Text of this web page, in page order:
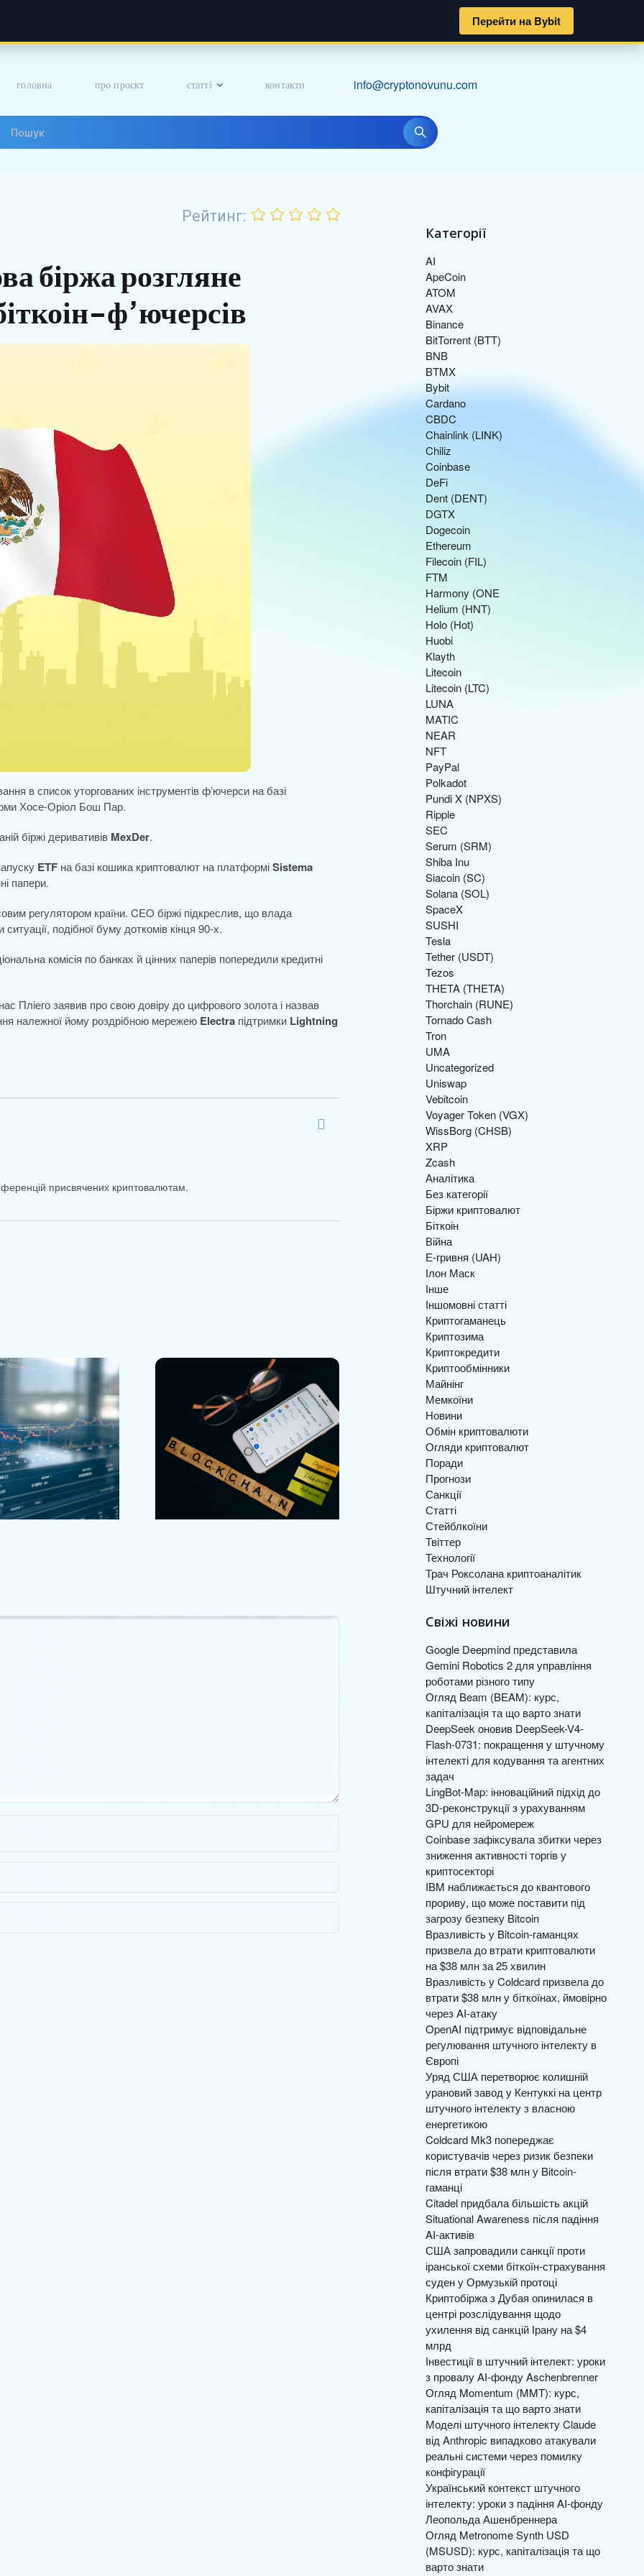
Перейти на Bybit
головна про проєкт статті контакти info@cryptonovunu.com
Рейтинг:
біржа розгляне
ф’ючерсів
в список уторгованих інструментів ф’ючерси на базі
Хосе-Оріол Бош Пар.
біржі деривативів MexDer.
ETF на базі кошика криптовалют на платформіSistema
папери.
регулятором країни. CEO біржі підкреслив, що влада
подібної буму доткомів кінця 90-х.
комісія по банках й цінних паперів попередили кредитні
Пліего заявив про свою довіру до цифрового золота і назвав
належної йому роздрібною мережею Electra підтримки Lightning
присвячених криптовалютам.
Категорії
AI
ApeCoin
ATOM
AVAX
Binance
BitTorrent (BTT)
BNB
BTMX
Bybit
Cardano
CBDC
Chainlink (LINK)
Chiliz
Coinbase
DeFi
Dent (DENT)
DGTX
Dogecoin
Ethereum
Filecoin (FIL)
FTM
Harmony (ONE
Helium (HNT)
Holo (Hot)
Huobi
Klayth
Litecoin
Litecoin (LTC)
LUNA
MATIC
NEAR
NFT
PayPal
Polkadot
Pundi X (NPXS)
Ripple
SEC
Serum (SRM)
Shiba Inu
Siacoin (SC)
Solana (SOL)
SpaceX
SUSHI
Tesla
Tether (USDT)
Tezos
THETA (THETA)
Thorchain (RUNE)
Tornado Cash
Tron
UMA
Uncategorized
Uniswap
Vebitcoin
Voyager Token (VGX)
WissBorg (CHSB)
XRP
Zcash
Аналітика
Без категорії
Біржи криптовалют
Біткоін
Війна
Е-гривня (UAH)
Ілон Маск
Інше
Іншомовні статті
Криптогаманець
Криптозима
Криптокредити
Криптообмінники
Майнінг
Мемкоїни
Новини
Обмін криптовалюти
Огляди криптовалют
Поради
Прогнози
Санкції
Статті
Стейблкоїни
Твіттер
Технології
Трач Роксолана криптоаналітик
Штучний інтелект
Свіжі новини
Google Deepmind представила
Gemini Robotics 2 для управління
роботами різного типу
Огляд Beam (BEAM): курс,
капіталізація та що варто знати
DeepSeek оновив DeepSeek-V4-
Flash-0731: покращення у штучному
інтелекті для кодування та агентних
задач
LingBot-Map: інноваційний підхід до
3D-реконструкції з урахуванням
GPU для нейромереж
Coinbase зафіксувала збитки через
зниження активності торгів у
криптосекторі
IBM наближається до квантового
прориву, що може поставити під
загрозу безпеку Bitcoin
Вразливість у Bitcoin-гаманцях
призвела до втрати криптовалюти
на $38 млн за 25 хвилин
Вразливість у Coldcard призвела до
втрати $38 млн у біткоїнах, ймовірно
через AI-атаку
OpenAI підтримує відповідальне
регулювання штучного інтелекту в
Європі
Уряд США перетворює колишній
урановий завод у Кентуккі на центр
штучного інтелекту з власною
енергетикою
Coldcard Mk3 попереджає
користувачів через ризик безпеки
після втрати $38 млн у Bitcoin-
гаманці
Citadel придбала більшість акцій
Situational Awareness після падіння
AI-активів
США запровадили санкції проти
іранської схеми біткоїн-страхування
суден у Ормузькій протоці
Криптобіржа з Дубая опинилася в
центрі розслідування щодо
ухилення від санкцій Ірану на $4
млрд
Інвестиції в штучний інтелект: уроки
з провалу AI-фонду Aschenbrenner
Огляд Momentum (MMT): курс,
капіталізація та що варто знати
Моделі штучного інтелекту Claude
від Anthropic випадково атакували
реальні системи через помилку
конфігурації
Український контекст штучного
інтелекту: уроки з падіння AI-фонду
Леопольда Ашенбреннера
Огляд Metronome Synth USD
(MSUSD): курс, капіталізація та що
варто знати